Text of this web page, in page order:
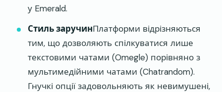
у Emerald.
Стиль заручинПлатформи відрізняються
тим, що дозволяють спілкуватися лише
текстовими чатами (Omegle) порівняно з
мультимедійними чатами (Chatrandom).
Гнучкі опції задовольняють як невимушені,